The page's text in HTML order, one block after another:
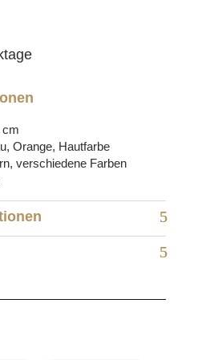
cm
Orange, Hautfarbe
verschiedene Farben